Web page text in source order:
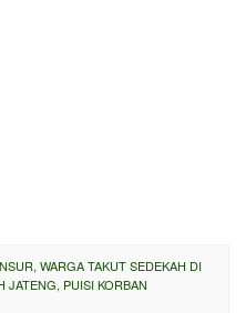
WARGA TAKUT SEDEKAH DI
JATENG, PUISI KORBAN